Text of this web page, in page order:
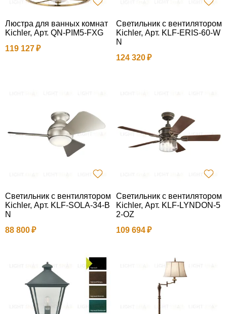
Люстра для ванных комнат
Kichler, Арт. QN-PIM5-FXG
119 127
Светильник с вентилятором
Kichler, Арт. KLF-ERIS-60-W
N
124 320
Светильник с вентилятором
Kichler, Арт. KLF-SOLA-34-B
N
88 800
Светильник с вентилятором
Kichler, Арт. KLF-LYNDON-5
2-OZ
109 694